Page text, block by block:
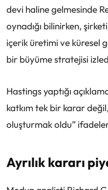
devi haline gelmesinde
oynadığı bilinirken,
içerik üretimi ve küresel
bir büyüme stratejisi
Hastings yaptığı
katkım tek bir karar
oluşturmak oldu”
Ayrılık kararı